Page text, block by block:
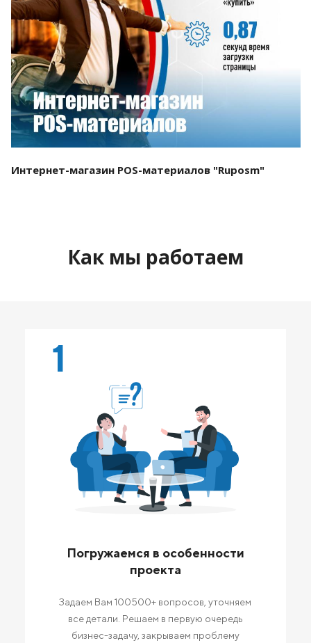
Смотреть проект
Интернет-магазин POS-материалов "Ruposm"
Как мы работаем
1
Погружаемся в особенности
проекта
Задаем Вам 100500+ вопросов, уточняем
все детали. Решаем в первую очередь
бизнес-задачу, закрываем проблему